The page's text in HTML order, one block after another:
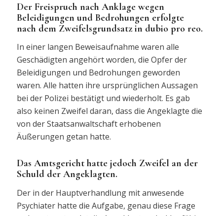
Der Freispruch nach Anklage wegen
Beleidigungen und Bedrohungen erfolgte
nach dem Zweifelsgrundsatz in dubio pro reo.
In einer langen Beweisaufnahme waren alle
Geschädigten angehört worden, die Opfer der
Beleidigungen und Bedrohungen geworden
waren. Alle hatten ihre ursprünglichen Aussagen
bei der Polizei bestätigt und wiederholt. Es gab
also keinen Zweifel daran, dass die Angeklagte die
von der Staatsanwaltschaft erhobenen
Äußerungen getan hatte.
Das Amtsgericht hatte jedoch Zweifel an der
Schuld der Angeklagten.
Der in der Hauptverhandlung mit anwesende
Psychiater hatte die Aufgabe, genau diese Frage